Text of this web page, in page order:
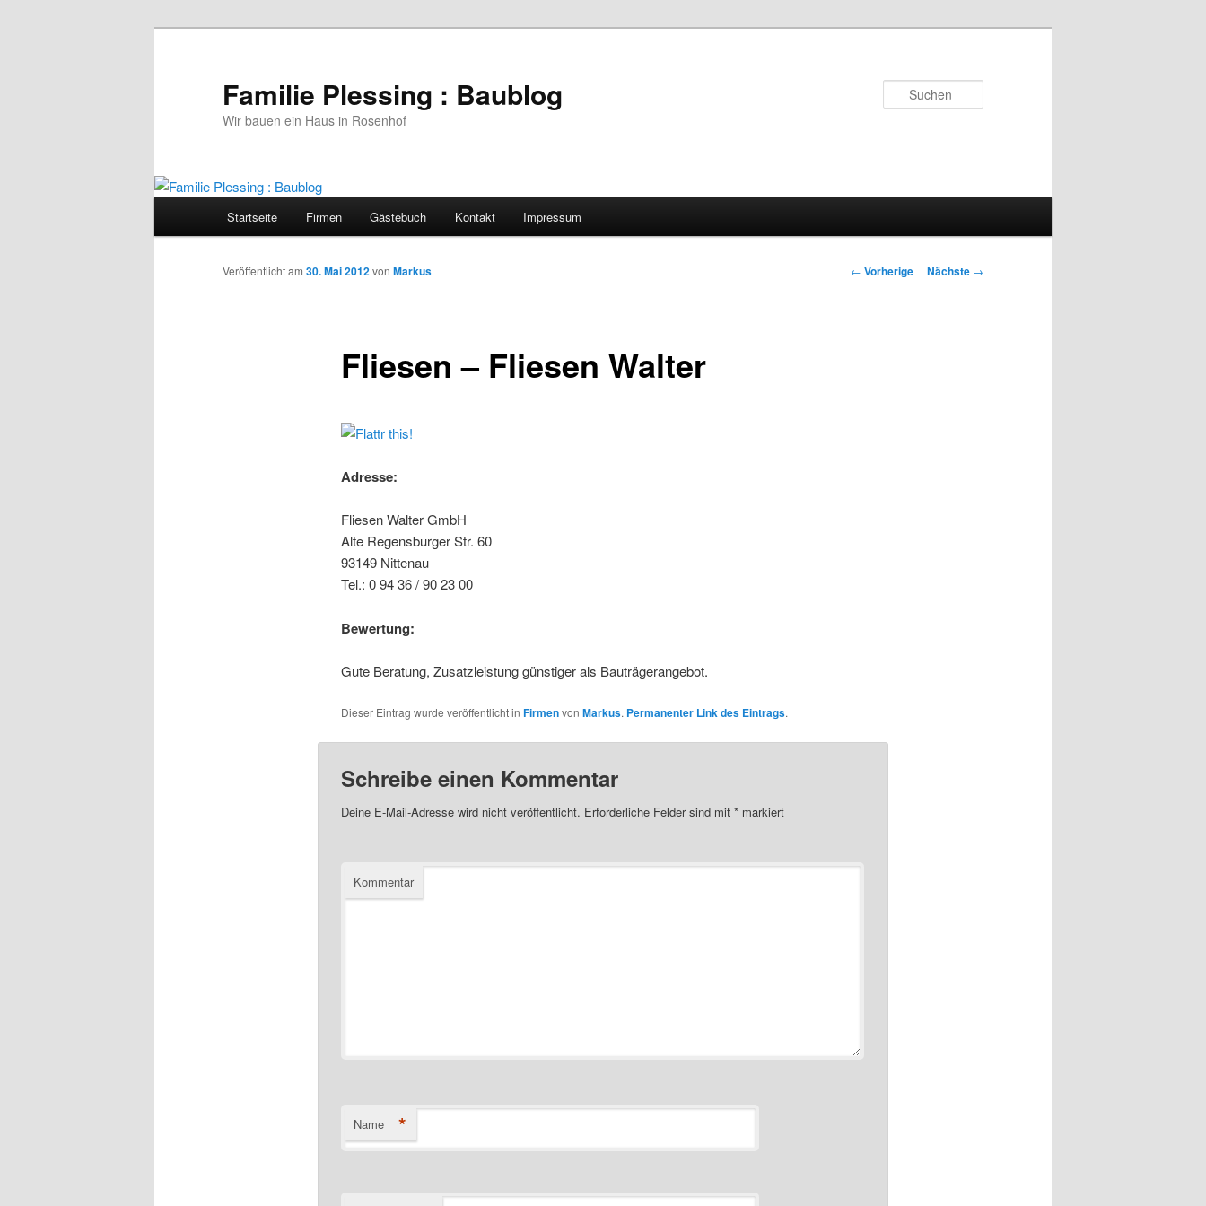
Familie Plessing : Baublog
Wir bauen ein Haus in Rosenhof
Zum
Inhalt
Startseite Firmen Gästebuch Kontakt Impressum
Artikelnavigation
← Vorherige Nächste →
Fliesen – Fliesen Walter
Veröffentlicht am 30. Mai 2012von Markus
Adresse:
Fliesen Walter GmbH
Alte Regensburger Str. 60
93149 Nittenau
Tel.: 0 94 36 / 90 23 00
Bewertung:
Gute Beratung, Zusatzleistung günstiger als Bauträgerangebot.
Dieser Eintrag wurde veröffentlicht in Firmenvon Markus. Permanenter Link des Eintrags.
Schreibe einen Kommentar
Deine E-Mail-Adresse wird nicht veröffentlicht. Erforderliche Felder sind mit *markiert
Kommentar
Name *